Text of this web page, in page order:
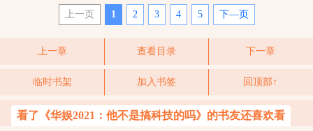
上一页 1 2 3 4 5 下—页
上一章 查看目录 下一章
临时书架 加入书签 回顶部↑
看了《华娱2021：他不是搞科技的吗》的书友还喜欢看